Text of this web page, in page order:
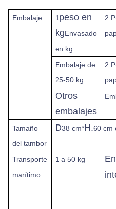
Embalaje 1 peso en
kgEnvasado
en kg
2 P
Embalaje de
25-50 kg
2 P
Otros
embalajes
Tamaño
del tambor
D38 cm*H.60 cm
Transporte
marítimo
1 a 50 kg